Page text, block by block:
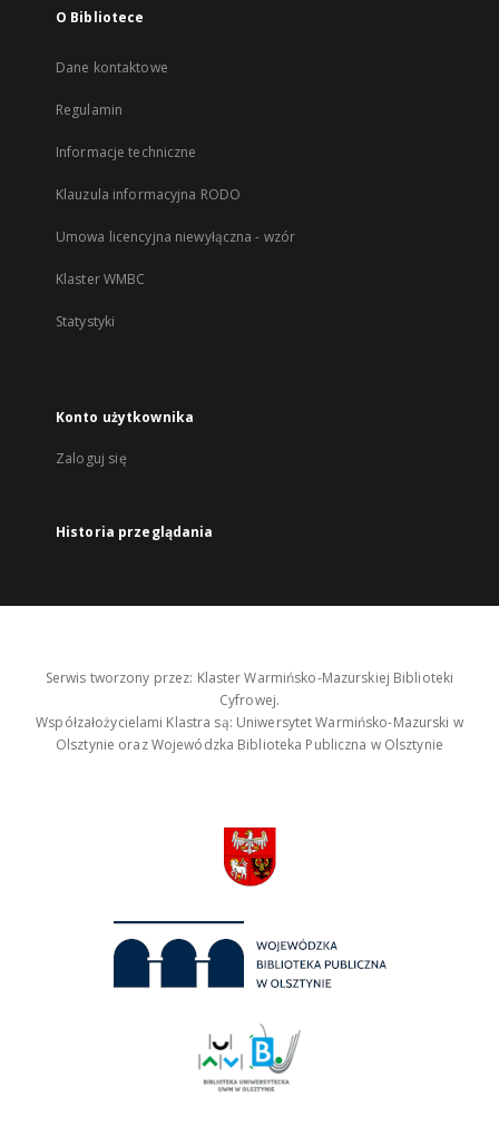
O Bibliotece
Dane kontaktowe
Regulamin
Informacje techniczne
Klauzula informacyjna RODO
Umowa licencyjna niewyłączna - wzór
Klaster WMBC
Statystyki
Konto użytkownika
Zaloguj się
Historia przeglądania
Serwis tworzony przez: Klaster Warmińsko-Mazurskiej Biblioteki
Cyfrowej.
Współzałożycielami Klastra są: Uniwersytet Warmińsko-Mazurski w
Olsztynie oraz Wojewódzka Biblioteka Publiczna w Olsztynie